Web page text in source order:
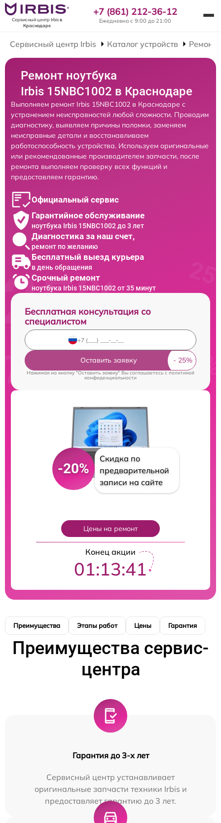
Сервисный центр Irbisв
Краснодаре
+7 (861) 212-36-12
Ежедневно с 9:00 до 21:00
Сервисный центр Irbis Каталог устройств Ремонт
Ремонт ноутбука
Irbis 15NBC1002 в Краснодаре
Выполняем ремонт Irbis 15NBC1002 в Краснодаре с
устранением неисправностей любой сложности. Проводим
диагностику, выявляем причины поломки, заменяем
неисправные детали и восстанавливаем
работоспособность устройства. Используем оригинальные
или рекомендованные производителем запчасти, после
ремонта выполняем проверку всех функций и
предоставляем гарантию.
Официальный сервис
Гарантийное обслуживание
ноутбука Irbis 15NBC1002 до 3 лет
Диагностика за наш счет,
ремонт по желанию
Бесплатный выезд курьера
в день обращения
Срочный ремонт
ноутбука Irbis 15NBC1002 от 35 минут
Бесплатная консультация со
специалистом
Оставить заявку
Нажимая на кнопку "Оставить заявку" Вы соглашаетесь c политикой
конфиденциальности
-20%
Скидка по
предварительной
записи на сайте
Цены на ремонт
Конец акции
01:13:40
Преимущества Этапы работ Цены Гарантия
Преимущества сервис-
центра
Гарантия до 3-х лет
Сервисный центр устанавливает
оригинальные запчасти техники Irbis и
предоставляет гарантию до 3 лет.